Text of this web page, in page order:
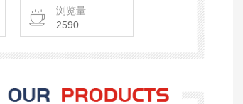
浏览量
2590